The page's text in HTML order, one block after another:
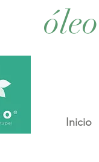
Inicio